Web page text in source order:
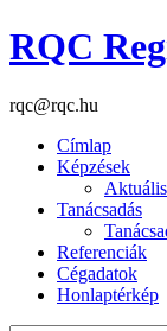
RQC
rqc@rqc.hu
Címlap
Képzések
Tanácsadás
Referenciák
Cégadatok
Honlaptérkép